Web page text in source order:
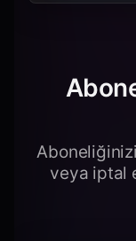
veya iptal